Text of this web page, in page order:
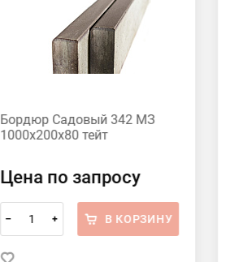
Бордюр Садовый 342 МЗ
1000х200х80 тейт
Цена по запросу
– + В КОРЗИНУ